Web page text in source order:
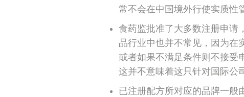
常不会在中国境外行使实质性
食药监批准了大多数注册申请
品行业中也并不常见，因为在
或者如果不满足条件则不接受
这并不意味着这只针对国际公
已注册配方所对应的品牌一般